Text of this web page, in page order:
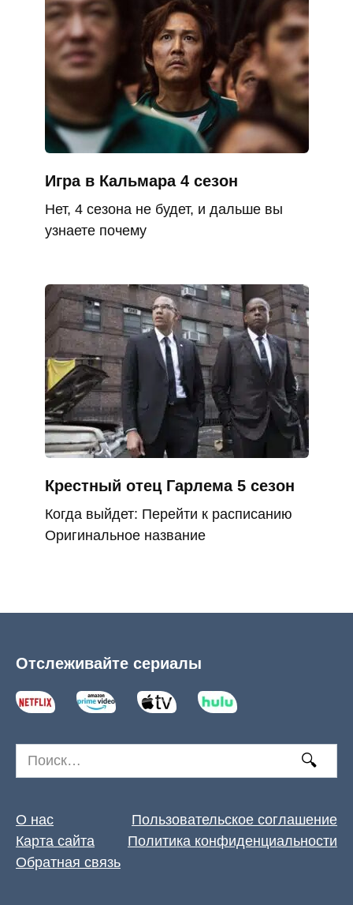
Игра в Кальмара 4 сезон
Нет, 4 сезона не будет, и дальше вы
узнаете почему
Крестный отец Гарлема 5 сезон
Когда выйдет: Перейти к расписанию
Оригинальное название
Отслеживайте сериалы
Search
for:
О нас
Пользовательское соглашение
Карта сайта
Политика конфиденциальности
Обратная связь